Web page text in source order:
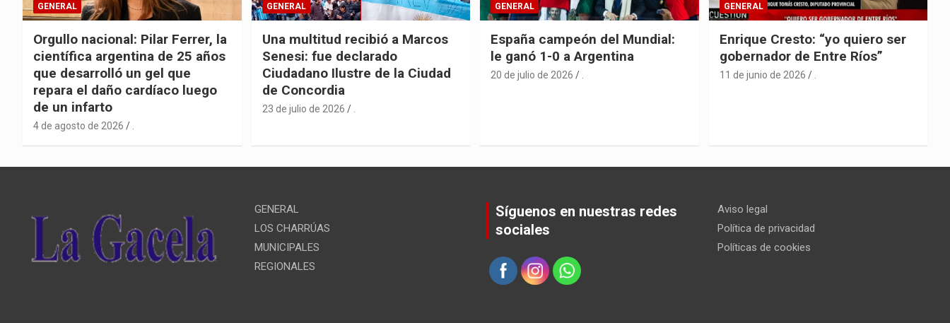
GENERAL
Orgullo nacional: Pilar Ferrer, la
científica argentina de 25 años
que desarrolló un gel que
repara el daño cardíaco luego
de un infarto
4 de agosto de 2026
GENERAL
Una multitud recibió a Marcos
Senesi: fue declarado
Ciudadano Ilustre de la Ciudad
de Concordia
23 de julio de 2026
GENERAL
España campeón del Mundial:
le ganó 1-0 a Argentina
20 de julio de 2026
GENERAL
Enrique Cresto: “yo quiero ser
gobernador de Entre Ríos”
11 de junio de 2026
GENERAL
LOS CHARRÚAS
MUNICIPALES
REGIONALES
Síguenos en nuestras redes
sociales
Aviso legal
Política de privacidad
Políticas de cookies